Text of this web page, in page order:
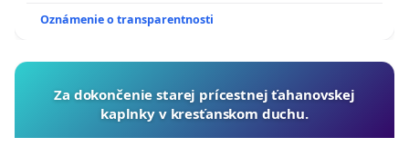
Oznámenie o transparentnosti
Za dokončenie starej prícestnej ťahanovskej
kaplnky v kresťanskom duchu.